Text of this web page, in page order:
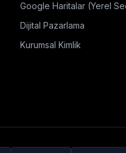
Google Haritalar (Yerel
Dijital Pazarlama
Kurumsal Kimlik